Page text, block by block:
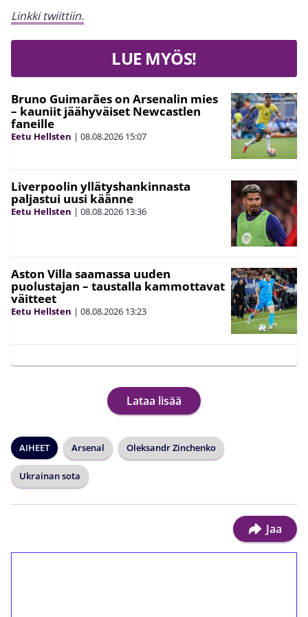
Linkki twiittiin.
LUE MYÖS!
Bruno Guimarães on Arsenalin mies
– kauniit jäähyväiset Newcastlen
faneille
Eetu Hellsten | 08.08.2026 15:07
Liverpoolin yllätyshankinnasta
paljastui uusi käänne
Eetu Hellsten | 08.08.2026 13:36
Aston Villa saamassa uuden
puolustajan – taustalla kammottavat
väitteet
Eetu Hellsten | 08.08.2026 13:23
Lataa lisää
AIHEET Arsenal Oleksandr Zinchenko
Ukrainan sota
Jaa